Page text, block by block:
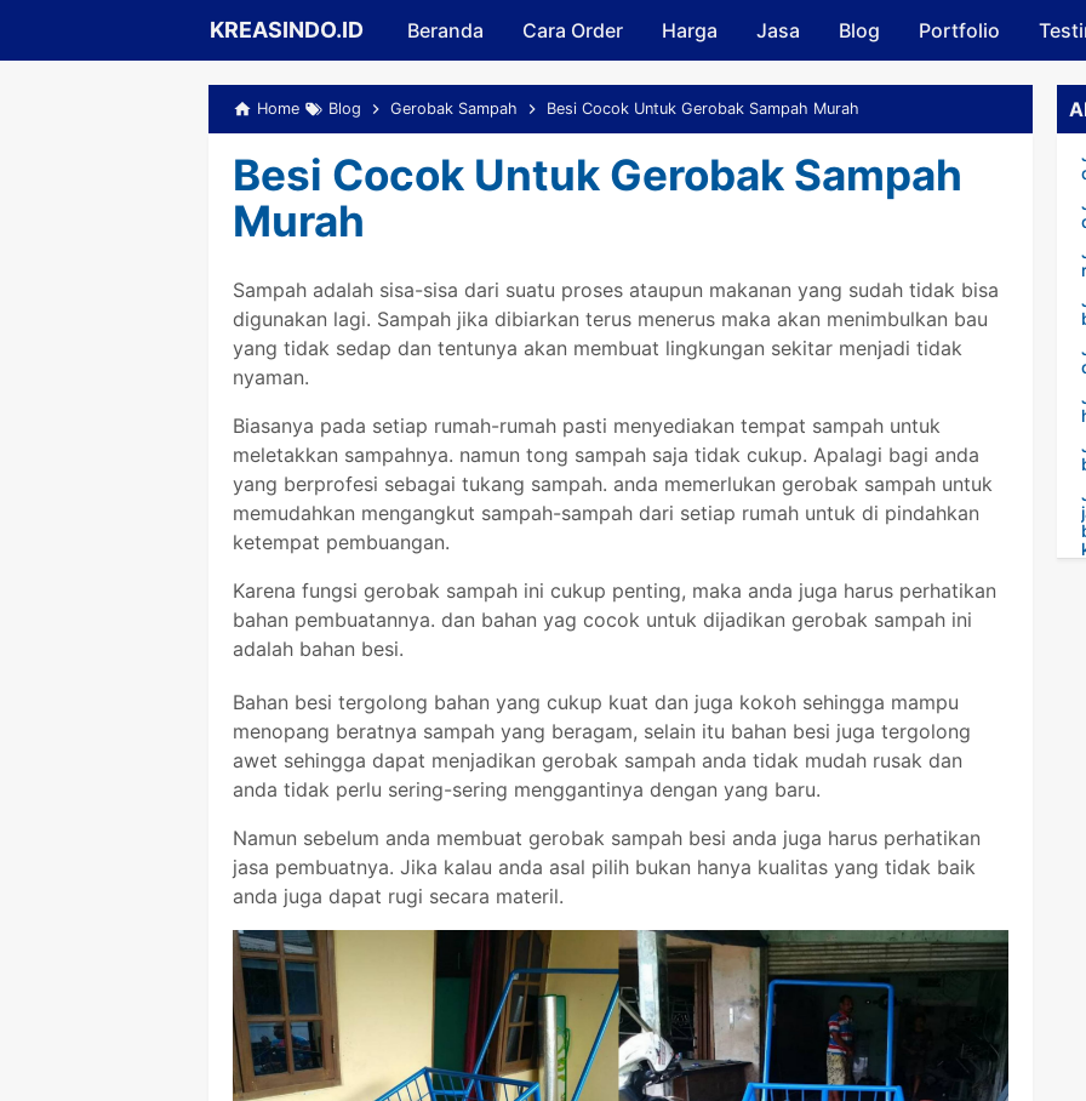
Skip to main content
KREASINDO.ID Beranda Cara Order Harga Jasa Blog Portfolio
Home Blog Gerobak Sampah Besi Cocok Untuk Gerobak Sampah Murah
Besi Cocok Untuk Gerobak Sampah
Murah
Sampah adalah sisa-sisa dari suatu proses ataupun makanan yang sudah tidak bisa
digunakan lagi. Sampah jika dibiarkan terus menerus maka akan menimbulkan bau
yang tidak sedap dan tentunya akan membuat lingkungan sekitar menjadi tidak
nyaman.
Biasanya pada setiap rumah-rumah pasti menyediakan tempat sampah untuk
meletakkan sampahnya. namun tong sampah saja tidak cukup. Apalagi bagi anda
yang berprofesi sebagai tukang sampah. anda memerlukan gerobak sampah untuk
memudahkan mengangkut sampah-sampah dari setiap rumah untuk di pindahkan
ketempat pembuangan.
Karena fungsi gerobak sampah ini cukup penting, maka anda juga harus perhatikan
bahan pembuatannya. dan bahan yag cocok untuk dijadikan gerobak sampah ini
adalah bahan besi.
Bahan besi tergolong bahan yang cukup kuat dan juga kokoh sehingga mampu
menopang beratnya sampah yang beragam, selain itu bahan besi juga tergolong
awet sehingga dapat menjadikan gerobak sampah anda tidak mudah rusak dan
anda tidak perlu sering-sering menggantinya dengan yang baru.
Namun sebelum anda membuat gerobak sampah besi anda juga harus perhatikan
jasa pembuatnya. Jika kalau anda asal pilih bukan hanya kualitas yang tidak baik
anda juga dapat rugi secara materil.